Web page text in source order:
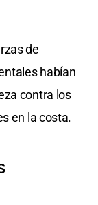
de
habían
contra los
en la costa.